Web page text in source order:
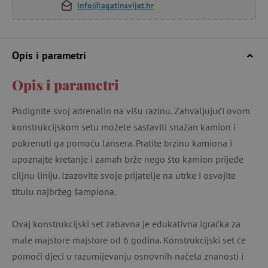
info@agatinsvijet.hr
Opis i parametri
Opis i parametri
Podignite svoj adrenalin na višu razinu. Zahvaljujući ovom
konstrukcijskom setu možete sastaviti snažan kamion i
pokrenuti ga pomoću lansera. Pratite brzinu kamiona i
upoznajte kretanje i zamah brže nego što kamion prijeđe
ciljnu liniju. Izazovite svoje prijatelje na utrke i osvojite
titulu najbržeg šampiona.
Ovaj konstrukcijski set zabavna je edukativna igračka za
male majstore majstore od 6 godina. Konstrukcijski set će
pomoći djeci u razumijevanju osnovnih načela znanosti i